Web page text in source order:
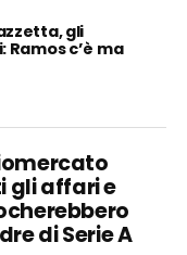
gli
c’è ma
gli affari e
di Serie A